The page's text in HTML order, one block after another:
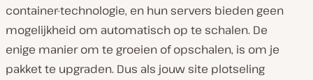
container-technologie, en hun servers bieden geen
mogelijkheid om automatisch op te schalen. De
enige manier om te groeien of opschalen, is om je
pakket te upgraden. Dus als jouw site plotseling